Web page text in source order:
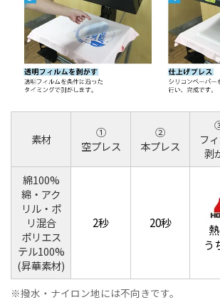
素材
①
空プレス
②
本プレス
フ
剥
綿100%
綿・アク
リル・ポ
リ混合
ポリエス
テル100%
(昇華素材)
2秒 20秒
う
撥水・ナイロン地には不向きです。